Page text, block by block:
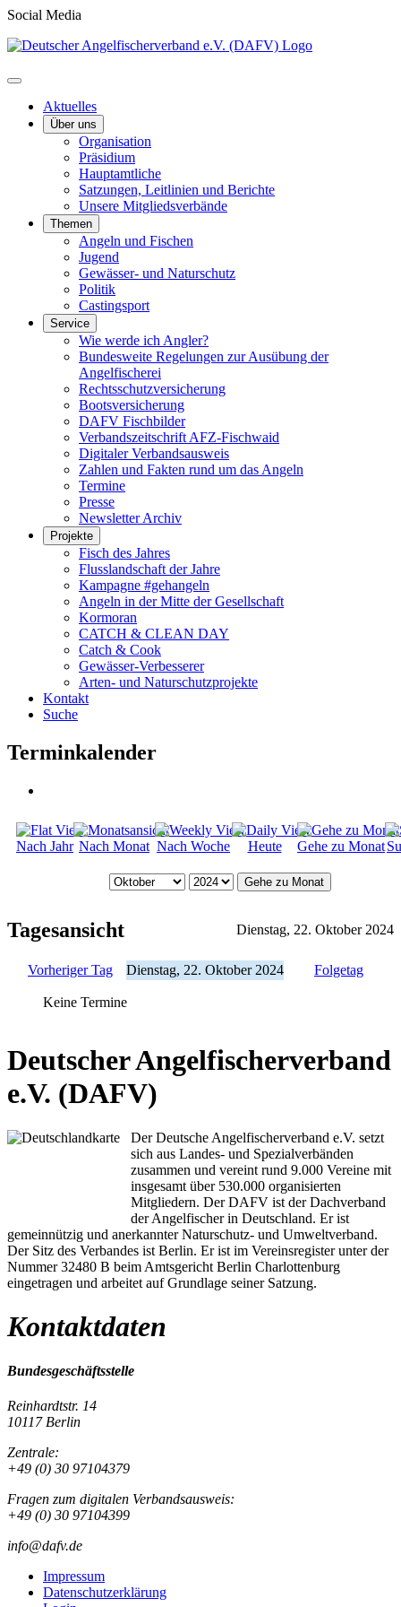
Social Media
Aktuelles
Über uns
Organisation
Präsidium
Hauptamtliche
Satzungen, Leitlinien und Berichte
Unsere Mitgliedsverbände
Themen
Angeln und Fischen
Jugend
Gewässer- und Naturschutz
Politik
Castingsport
Service
Wie werde ich Angler?
Bundesweite Regelungen zur Ausübung der
Angelfischerei
Rechtsschutzversicherung
Bootsversicherung
DAFV Fischbilder
Verbandszeitschrift AFZ-Fischwaid
Digitaler Verbandsausweis
Zahlen und Fakten rund um das Angeln
Termine
Presse
Newsletter Archiv
Projekte
Fisch des Jahres
Flusslandschaft der Jahre
Kampagne #gehangeln
Angeln in der Mitte der Gesellschaft
Kormoran
CATCH & CLEAN DAY
Catch & Cook
Gewässer-Verbesserer
Arten- und Naturschutzprojekte
Kontakt
Suche
Terminkalender
Nach Jahr Nach Monat Nach Woche Heute Gehe zu Monat
Gehe zu Monat
Tagesansicht Dienstag, 22. Oktober 2024
Vorheriger Tag Dienstag, 22. Oktober 2024 Folgetag
Keine Termine
Deutscher Angelfischerverband
e.V. (DAFV)
Der Deutsche Angelfischerverband e.V. setzt
sich aus Landes- und Spezialverbänden
zusammen und vereint rund 9.000 Vereine mit
insgesamt über 530.000 organisierten
Mitgliedern. Der DAFV ist der Dachverband
der Angelfischer in Deutschland. Er ist
gemeinnützig und anerkannter Naturschutz- und Umweltverband.
Der Sitz des Verbandes ist Berlin. Er ist im Vereinsregister unter der
Nummer 32480 B beim Amtsgericht Berlin Charlottenburg
eingetragen und arbeitet auf Grundlage seiner Satzung.
Kontaktdaten
Bundesgeschäftsstelle
Reinhardtstr. 14
10117 Berlin
Zentrale:
+49 (0) 30 97104379
Fragen zum digitalen Verbandsausweis:
+49 (0) 30 97104399
info@dafv.de
Impressum
Datenschutzerklärung